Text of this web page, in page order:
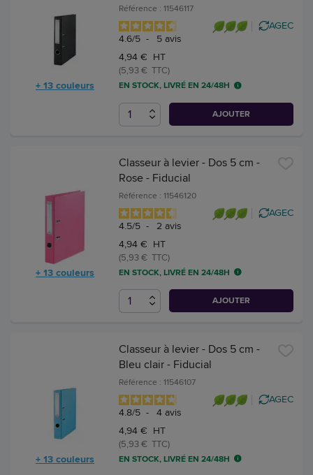
+ 13 couleurs
Référence : 11546117
4.6/5 - 5 avis
AGEC
4,94 € HT
(5,93 € TTC)
EN STOCK, LIVRÉ EN 24/48H
AJOUTER
+ 13 couleurs
Classeur à levier - Dos 5 cm -
Rose - Fiducial
Référence : 11546120
4.5/5 - 2 avis
AGEC
4,94 € HT
(5,93 € TTC)
EN STOCK, LIVRÉ EN 24/48H
AJOUTER
+ 13 couleurs
Classeur à levier - Dos 5 cm -
Bleu clair - Fiducial
Référence : 11546107
4.8/5 - 4 avis
AGEC
4,94 € HT
(5,93 € TTC)
EN STOCK, LIVRÉ EN 24/48H